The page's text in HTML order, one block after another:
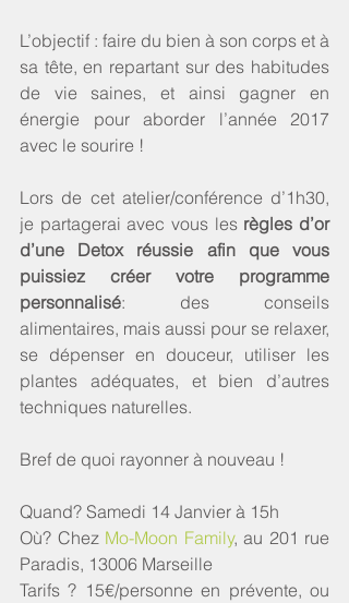
L’objectif : faire du bien à son corps et à
sa tête, en repartant sur des habitudes
de vie saines, et ainsi gagner en
énergie pour aborder l’année 2017
avec le sourire !
Lors de cet atelier/conférence d’1h30,
je partagerai avec vous les règles d’or
d’une Detox réussie afin que vous
puissiez créer votre programme
personnalisé: des conseils
alimentaires, mais aussi pour se relaxer,
se dépenser en douceur, utiliser les
plantes adéquates, et bien d’autres
techniques naturelles.
Bref de quoi rayonner à nouveau !
Quand? Samedi 14 Janvier à 15h
Où? Chez Mo-Moon Family, au 201 rue
Paradis, 13006 Marseille
Tarifs ? 15€/personne en prévente, ou